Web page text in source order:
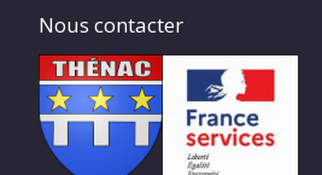
Nous contacter